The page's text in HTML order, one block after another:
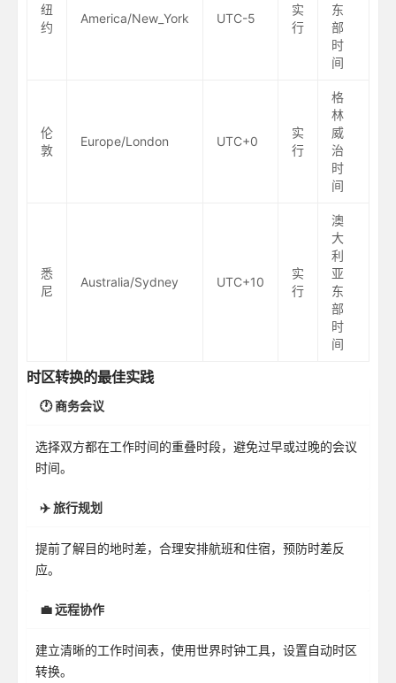
纽
约
America/New_York UTC-5
实
行
东
部
时
间
伦
敦
Europe/London UTC+0
实
行
格
林
威
治
时
间
悉
尼
Australia/Sydney UTC+10
实
行
澳
大
利
亚
东
部
时
间
时区转换的最佳实践
🕐 商务会议
选择双方都在工作时间的重叠时段，避免过早或过晚的会议
时间。
✈️ 旅行规划
提前了解目的地时差，合理安排航班和住宿，预防时差反
应。
💼 远程协作
建立清晰的工作时间表，使用世界时钟工具，设置自动时区
转换。